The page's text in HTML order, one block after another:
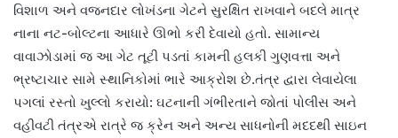
વિશાળ અને વજનદાર લોખંડના ગેટને સુરક્ષિત રાખવાને બદલે માત્ર
નાના નટ-બોલ્ટના આધારે ઊભો કરી દેવાયો હતો. સામાન્ય
વાવાઝોડામાં જ આ ગેટ તૂટી પડતાં કામની હલકી ગુણવત્તા અને
ભ્રષ્ટાચાર સામે સ્થાનિકોમાં ભારે આક્રોશ છે.​તંત્ર દ્વારા લેવાયેલા
પગલાં ​રસ્તો ખુલ્લો કરાયો: ઘટનાની ગંભીરતાને જોતાં પોલીસ અને
વહીવટી તંત્રએ રાત્રે જ ક્રેન અને અન્ય સાધનોની મદદથી સાઇન